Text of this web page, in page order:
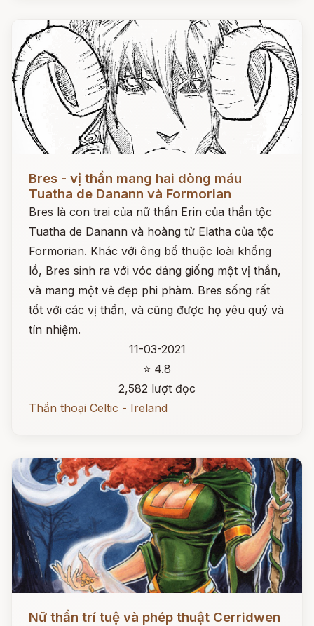
Bres - vị thần mang hai dòng máu
Tuatha de Danann và Formorian
Bres là con trai của nữ thần Erin của thần tộc
Tuatha de Danann và hoàng tử Elatha của tộc
Formorian. Khác với ông bố thuộc loài khổng
lồ, Bres sinh ra với vóc dáng giống một vị thần,
và mang một vẻ đẹp phi phàm. Bres sống rất
tốt với các vị thần, và cũng được họ yêu quý và
tín nhiệm.
11-03-2021
⭐ 4.8
2,582 lượt đọc
Thần thoại Celtic - Ireland
Nữ thần trí tuệ và phép thuật Cerridwen